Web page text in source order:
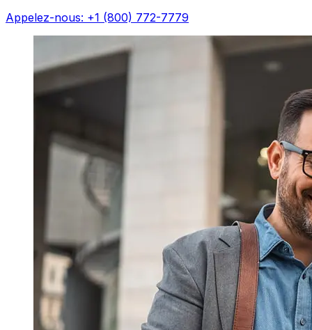
Appelez-nous: +1 (800) 772-7779